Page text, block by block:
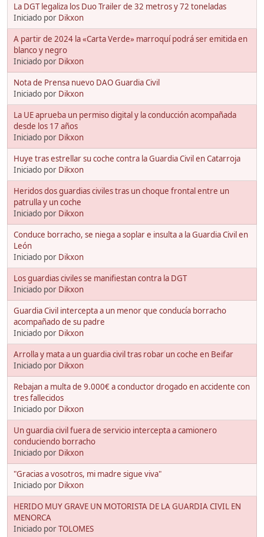
La DGT legaliza los Duo Trailer de 32 metros y 72 toneladas
Iniciado por Dikxon
A partir de 2024 la «Carta Verde» marroquí podrá ser emitida en
blanco y negro
Iniciado por Dikxon
Nota de Prensa nuevo DAO Guardia Civil
Iniciado por Dikxon
La UE aprueba un permiso digital y la conducción acompañada
desde los 17 años
Iniciado por Dikxon
Huye tras estrellar su coche contra la Guardia Civil en Catarroja
Iniciado por Dikxon
Heridos dos guardias civiles tras un choque frontal entre un
patrulla y un coche
Iniciado por Dikxon
Conduce borracho, se niega a soplar e insulta a la Guardia Civil en
León
Iniciado por Dikxon
Los guardias civiles se manifiestan contra la DGT
Iniciado por Dikxon
Guardia Civil intercepta a un menor que conducía borracho
acompañado de su padre
Iniciado por Dikxon
Arrolla y mata a un guardia civil tras robar un coche en Beifar
Iniciado por Dikxon
Rebajan a multa de 9.000€ a conductor drogado en accidente con
tres fallecidos
Iniciado por Dikxon
Un guardia civil fuera de servicio intercepta a camionero
conduciendo borracho
Iniciado por Dikxon
"Gracias a vosotros, mi madre sigue viva"
Iniciado por Dikxon
HERIDO MUY GRAVE UN MOTORISTA DE LA GUARDIA CIVIL EN
MENORCA
Iniciado porTOLOMES